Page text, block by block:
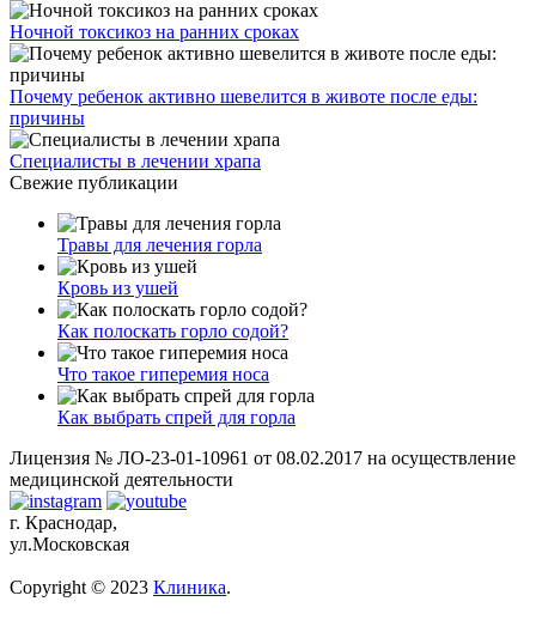
Ночной токсикоз на ранних сроках
Почему ребенок активно шевелится в животе после еды:
причины
Специалисты в лечении храпа
Свежие публикации
Травы для лечения горла
Кровь из ушей
Как полоскать горло содой?
Что такое гиперемия носа
Как выбрать спрей для горла
Лицензия № ЛО-23-01-10961 от 08.02.2017 на осуществление
медицинской деятельности
г. Краснодар,
ул.Московская
Copyright © 2023 Клиника.